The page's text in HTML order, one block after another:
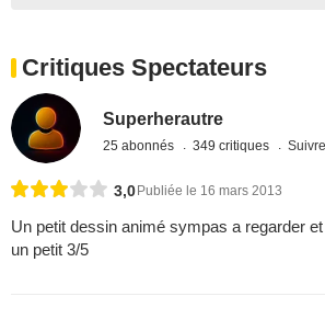
Critiques Spectateurs
Superherautre
25 abonnés 349 critiques
3,0 Publiée le 16 mars 2013
Un petit dessin animé sympas a regarder
un petit 3/5